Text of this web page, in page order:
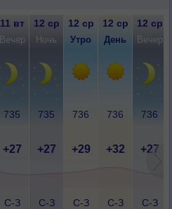
11 вт 12 ср 12 ср 12 ср 12 ср
Вечер Ночь Утро День Вечер
735 735 736 736 736
+27 +27 +29 +32 +27
С-З
С-З
С-З
С-З
С-З